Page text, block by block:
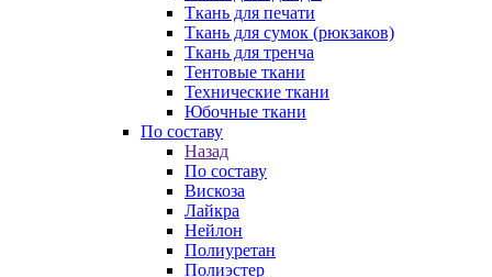
Ткань для печати
Ткань для сумок (рюкзаков)
Ткань для тренча
Тентовые ткани
Технические ткани
Юбочные ткани
По составу
Назад
По составу
Вискоза
Лайкра
Нейлон
Полиуретан
Полиэстер